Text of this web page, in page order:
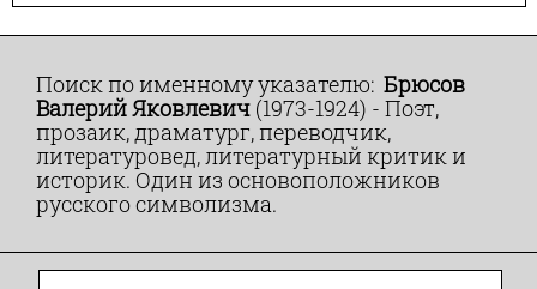
Поиск по именному указателю: Брюсов
Валерий Яковлевич (1973-1924) - Поэт,
прозаик, драматург, переводчик,
литературовед, литературный критик и
историк. Один из основоположников
русского символизма.